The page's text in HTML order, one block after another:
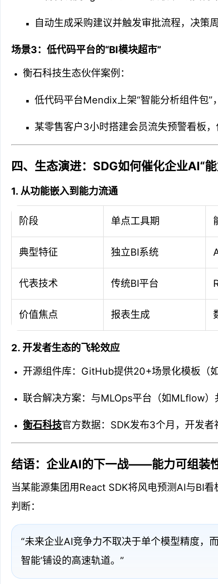
自动生成采购建议并触发审批流程，决
场景3：低代码平台的“BI模块超市”
衡石科技生态伙伴案例：
低代码平台Mendix上架“智能分析组件包”
某零售客户3小时搭建会员流失预警看板
四、生态演进：SDG如何催化企业AI“
1. 从功能嵌入到能力流通
阶段 单点工具期
典型特征 独立BI系统
代表技术 传统BI平台
价值焦点 报表生成
2. 开发者生态的飞轮效应
开源组件库：GitHub提供20+场景化模板（
联合解决方案：与MLOps平台（如MLflow）
衡石科技官方数据：SDK发布3个月，开发
结语：企业AI的下一战——能力可组装
当某能源集团用React SDK将风电预测AI与BI
判断：
“未来企业AI竞争力不取决于单个模型精度
智能’铺设的高速轨道。”